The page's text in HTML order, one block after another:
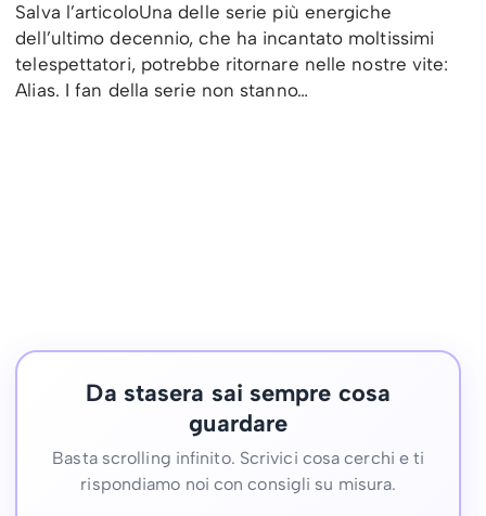
Salva l’articoloUna delle serie più energiche
dell’ultimo decennio, che ha incantato moltissimi
telespettatori, potrebbe ritornare nelle nostre vite:
Alias. I fan della serie non stanno…
Da stasera sai sempre cosa
guardare
Basta scrolling infinito. Scrivici cosa cerchi e ti
rispondiamo noi con consigli su misura.